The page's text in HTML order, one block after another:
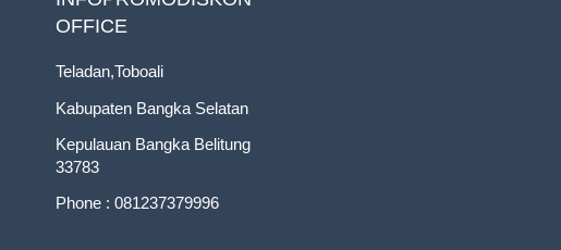
OFFICE
Teladan,Toboali
Kabupaten Bangka Selatan
Kepulauan Bangka Belitung
33783
Phone : 081237379996